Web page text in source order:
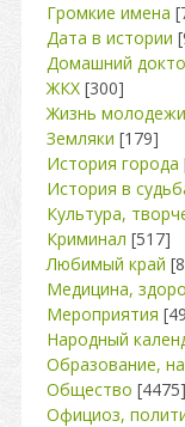
Громкие имена
Дата в истории
Домашний
ЖКХ [300]
Жизнь молодежи
Земляки [179]
История города
История в
Культура,
Криминал [517]
Любимый край
Медицина,
Мероприятия
Народный
Образование,
Общество [4475]
Официоз,